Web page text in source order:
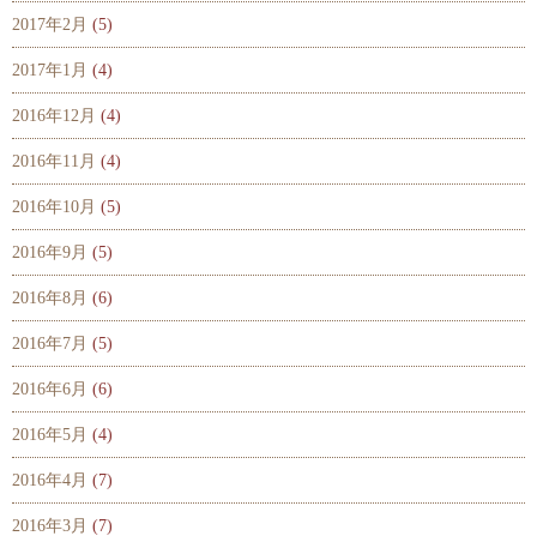
2017年2月 (5)
2017年1月 (4)
2016年12月 (4)
2016年11月 (4)
2016年10月 (5)
2016年9月 (5)
2016年8月 (6)
2016年7月 (5)
2016年6月 (6)
2016年5月 (4)
2016年4月 (7)
2016年3月 (7)